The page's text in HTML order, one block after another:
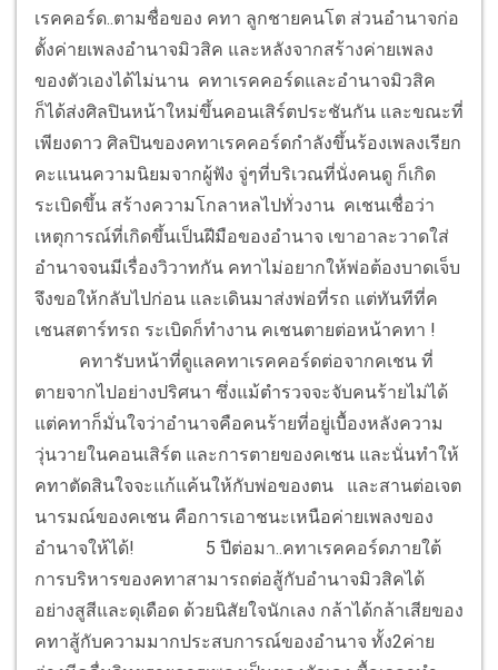
เรคคอร์ด..ตามชื่อของ คทา ลูกชายคนโต ส่วนอำนาจก่อ
ตั้งค่ายเพลงอำนาจมิวสิค และหลังจากสร้างค่ายเพลง
ของตัวเองได้ไม่นาน คทาเรคคอร์ดและอำนาจมิวสิค
ก็ได้ส่งศิลปินหน้าใหม่ขึ้นคอนเสิร์ตประชันกัน และขณะที่
เพียงดาว ศิลปินของคทาเรคคอร์ดกำลังขึ้นร้องเพลงเรียก
คะแนนความนิยมจากผู้ฟัง จู่ๆที่บริเวณที่นั่งคนดู ก็เกิด
ระเบิดขึ้น สร้างความโกลาหลไปทั่วงาน คเชนเชื่อว่า
เหตุการณ์ที่เกิดขึ้นเป็นฝีมือของอำนาจ เขาอาละวาดใส่
อำนาจจนมีเรื่องวิวาทกัน คทาไม่อยากให้พ่อต้องบาดเจ็บ
จึงขอให้กลับไปก่อน และเดินมาส่งพ่อที่รถ แต่ทันทีที่ค
เชนสตาร์ทรถ ระเบิดก็ทำงาน คเชนตายต่อหน้าคทา !
คทารับหน้าที่ดูแลคทาเรคคอร์ดต่อจากคเชน ที่
ตายจากไปอย่างปริศนา ซึ่งแม้ตำรวจจะจับคนร้ายไม่ได้
แต่คทาก็มั่นใจว่าอำนาจคือคนร้ายที่อยู่เบื้องหลังความ
วุ่นวายในคอนเสิร์ต และการตายของคเชน และนั่นทำให้
คทาตัดสินใจจะแก้แค้นให้กับพ่อของตน และสานต่อเจต
นารมณ์ของคเชน คือการเอาชนะเหนือค่ายเพลงของ
อำนาจให้ได้!
5 ปีต่อมา..คทาเรคคอร์ดภายใต้
การบริหารของคทาสามารถต่อสู้กับอำนาจมิวสิคได้
อย่างสูสีและดุเดือด ด้วยนิสัยใจนักเลง กล้าได้กล้าเสียของ
คทาสู้กับความมากประสบการณ์ของอำนาจ ทั้ง2ค่าย